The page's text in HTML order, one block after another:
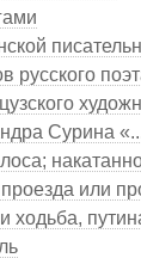
русского
Сурина
или
ходьба,